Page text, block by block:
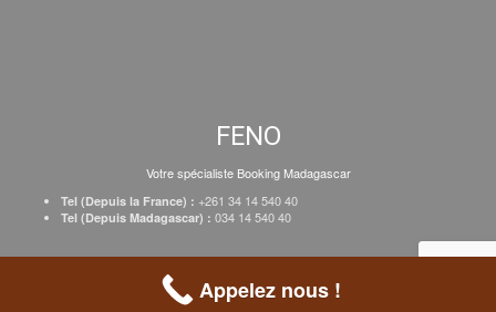
FENO
Votre spécialiste Booking Madagascar
Tel (Depuis la France) : +261 34 14 540 40
Tel (Depuis Madagascar) : 034 14 540 40
Inscrire votre établissement
Appelez nous !